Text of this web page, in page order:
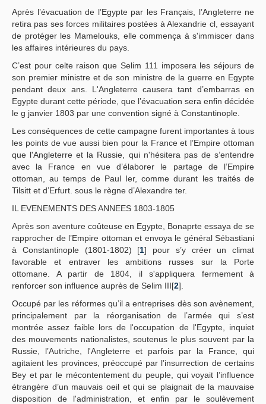
Après l’évacuation de l’Egypte par les Français, l’Angleterre ne
retira pas ses forces militaires postées à Alexandrie cl, essayant
de protéger les Mamelouks, elle commença à s'immiscer dans
les affaires intérieures du pays.
C’est pour celte raison que Selim 111 imposera les séjours de
son premier ministre et de son ministre de la guerre en Egypte
pendant deux ans. L'Angleterre causera tant d’embarras en
Egypte durant cette période, que l’évacuation sera enfin décidée
le g janvier 1803 par une convention signé à Constantinople.
Les conséquences de cette campagne furent importantes à tous
les points de vue aussi bien pour la France et l’Empire ottoman
que l'Angleterre et la Russie, qui n'hésitera pas de s’entendre
avec la France en vue d’élaborer le partage de l’Empire
ottoman, au temps de Paul Ier, comme durant les traités de
Tilsitt et d’Erfurt. sous le règne d’Alexandre ter.
IL EVENEMENTS DES ANNEES 1803-1805
Après son aventure coûteuse en Egypte, Bonaprte essaya de se
rapprocher de l’Empire ottoman et envoya le général Sébastiani
à Constantinople (1801-1802) [1] pour s’y créer un climat
favorable et entraver les ambitions russes sur la Porte
ottomane. A partir de 1804, il s'appliquera fermement à
renforcer son influence auprès de Selim III[2].
Occupé par les réformes qu’il a entreprises dès son avènement,
principalement par la réorganisation de l’armée qui s’est
montrée assez faible lors de l'occupation de l'Egypte, inquiet
des mouvements nationalistes, soutenus le plus souvent par la
Russie, l’Autriche, l'Angleterre et parfois par la France, qui
agitaient les provinces, préoccupé par l’insurrection de certains
Bey et par le mécontentement du peuple, qui voyait l’influence
étrangère d’un mauvais oeil et qui se plaignait de la mauvaise
disposition de l'administration, et enfin par le soulèvement